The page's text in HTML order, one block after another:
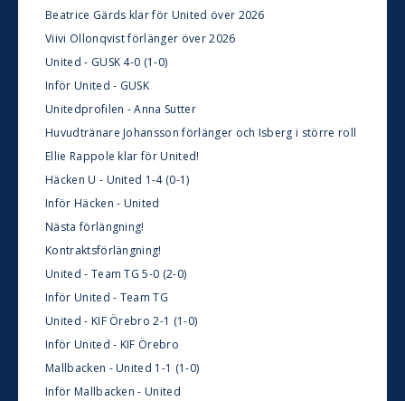
Beatrice Gärds klar för United över 2026
Viivi Ollonqvist förlänger över 2026
United - GUSK 4-0 (1-0)
Inför United - GUSK
Unitedprofilen - Anna Sutter
Huvudtränare Johansson förlänger och Isberg i större roll
Ellie Rappole klar för United!
Häcken U - United 1-4 (0-1)
Inför Häcken - United
Nästa förlängning!
Kontraktsförlängning!
United - Team TG 5-0 (2-0)
Inför United - Team TG
United - KIF Örebro 2-1 (1-0)
Inför United - KIF Örebro
Mallbacken - United 1-1 (1-0)
Inför Mallbacken - United